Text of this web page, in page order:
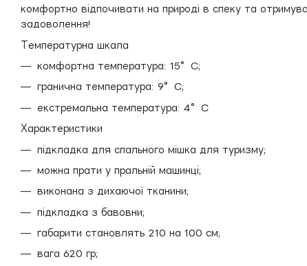
комфортно відпочивати на природі в спеку та
задоволення!
Температурна шкала
комфортна температура: 15°C;
гранична температура: 9°C;
екстремальна температура: 4°C
Характеристики
підкладка для спального мішка для туризму;
можна прати у пральній машинці;
виконана з дихаючої тканини;
підкладка з бавовни;
габарити становлять 210 на 100 см;
вага 620 гр;